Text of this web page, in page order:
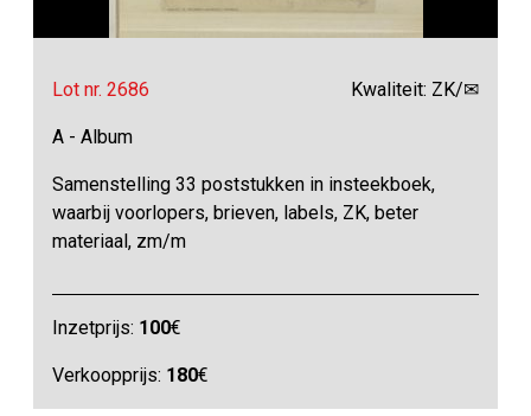
Lot nr. 2686 Kwaliteit: ZK/✉
A - Album
Samenstelling 33 poststukken in insteekboek,
waarbij voorlopers, brieven, labels, ZK, beter
materiaal, zm/m
Inzetprijs: 100€
Verkoopprijs: 180€